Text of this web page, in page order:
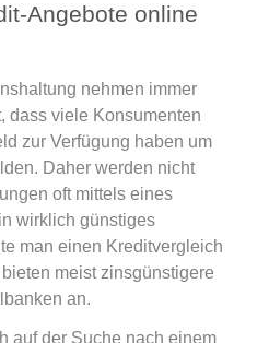
Angebote online
nehmen immer
dass viele Konsumenten
zur Verfügung haben um
Daher werden nicht
oft mittels eines
wirklich günstiges
man einen Kreditvergleich
meist zinsgünstigere
an.
auf der Suche nach einem